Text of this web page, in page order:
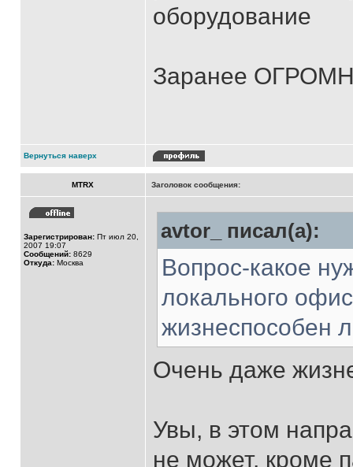
оборудование
Заранее
Вернуться наверх
MTRX Заголовок сообщения:
Зарегистрирован: Пт июл 20,
2007 19:07
Сообщений: 8629
Откуда: Москва
avtor_ писал(а):
Вопрос-какое
локального
жизнеспособен
Очень даже
Увы, в этом
не может, кроме